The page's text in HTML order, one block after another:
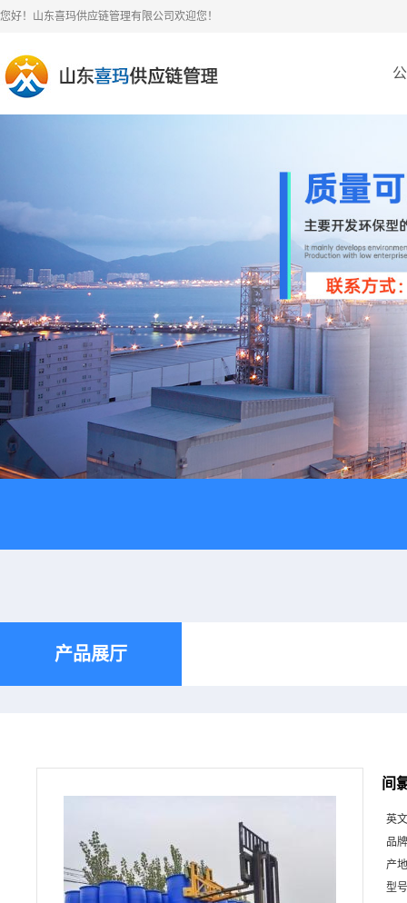
您好！山东喜玛供应链管理有限公司欢迎您！
产品展厅
间
英
品
产
型